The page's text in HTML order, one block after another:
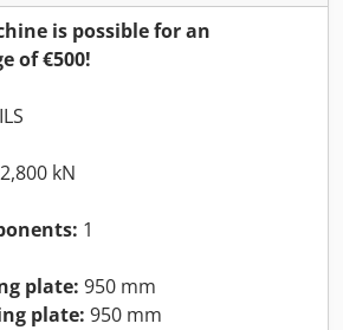
is possible for an
of €500!
2,800 kN
1
plate: 950 mm
plate: 950 mm